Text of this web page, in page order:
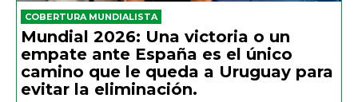
COBERTURA MUNDIALISTA
Mundial 2026: Una victoria o un
empate ante España es el único
camino que le queda a Uruguay para
evitar la eliminación.